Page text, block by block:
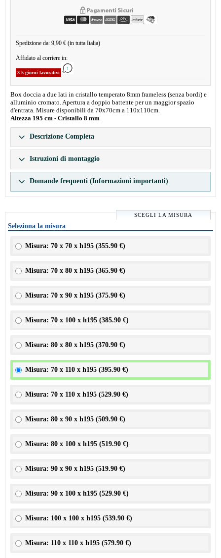
Spedizione da: 9,90 € (in tutta Italia)
Affidato al corriere in:
3-5 giorni lavorativi
Box doccia a due lati in cristallo temperato 8mm frameless (senza bordi) e
alluminio cromato. Apertura a doppio battente per un maggior spazio
d'entrata. Misure disponibili da 70x70cm a 110x110cm.
Altezza 195 cm - Cristallo 8 mm
Descrizione Completa
Istruzioni di montaggio
Domande frequenti (Informazioni importanti)
SCEGLI LA MISURA
Seleziona la misura
Misura: 70 x 70 x h195 (355.90 €)
Misura: 70 x 80 x h195 (365.90 €)
Misura: 70 x 90 x h195 (375.90 €)
Misura: 70 x 100 x h195 (385.90 €)
Misura: 80 x 80 x h195 (370.90 €)
Misura: 70 x 110 x h195 (395.90 €)
Misura: 70 x 110 x h195 (529.90 €)
Misura: 80 x 90 x h195 (509.90 €)
Misura: 80 x 100 x h195 (519.90 €)
Misura: 90 x 90 x h195 (519.90 €)
Misura: 90 x 100 x h195 (529.90 €)
Misura: 100 x 100 x h195 (539.90 €)
Misura: 110 x 110 x h195 (579.90 €)